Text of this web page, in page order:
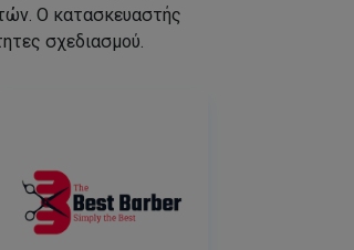
Ο κατασκευαστής
σχεδιασμού.